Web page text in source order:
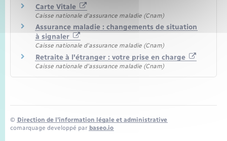
Carte Vitale
Caisse nationale d'assurance maladie (Cnam)
Assurance maladie : changements de situation
à signaler
Caisse nationale d'assurance maladie (Cnam)
Retraite à l'étranger : votre prise en charge
Caisse nationale d'assurance maladie (Cnam)
© Direction de l’information légale et administrative
comarquage developpé par baseo.io